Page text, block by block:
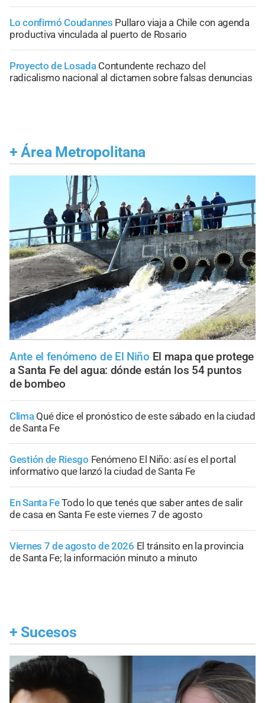
Lo confirmó Coudannes Pullaro viaja a Chile con agenda
productiva vinculada al puerto de Rosario
Proyecto de Losada Contundente rechazo del
radicalismo nacional al dictamen sobre falsas denuncias
+ Área Metropolitana
Ante el fenómeno de El Niño El mapa que protege
a Santa Fe del agua: dónde están los 54 puntos
de bombeo
Clima Qué dice el pronóstico de este sábado en la ciudad
de Santa Fe
Gestión de Riesgo Fenómeno El Niño: así es el portal
informativo que lanzó la ciudad de Santa Fe
En Santa FeTodo lo que tenés que saber antes de salir
de casa en Santa Fe este viernes 7 de agosto
Viernes 7 de agosto de 2026 El tránsito en la provincia
de Santa Fe; la información minuto a minuto
+ Sucesos